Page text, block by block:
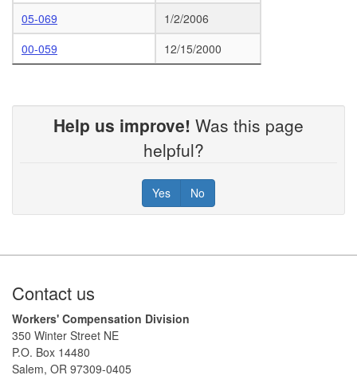
05-069
1/2/2006
00-059
12/15/2000
Help us improve! Was this page
helpful?
Yes No
Contact us
Workers' Compensation Division
350 Winter Street NE
P.O. Box 14480
Salem, OR 97309-0405